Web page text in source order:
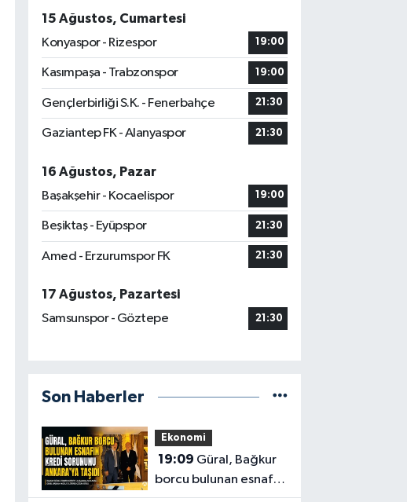
15 Ağustos, Cumartesi
Konyaspor - Rizespor
19:00
Kasımpaşa - Trabzonspor 19:00
Gençlerbirliği S.K. - Fenerbahçe 21:30
Gaziantep FK - Alanyaspor 21:30
16 Ağustos, Pazar
Başakşehir - Kocaelispor
19:00
Beşiktaş - Eyüpspor 21:30
Amed - Erzurumspor FK 21:30
17 Ağustos, Pazartesi
Samsunspor - Göztepe
21:30
Son Haberler
Ekonomi
19:09
borcu bulunan esnafın